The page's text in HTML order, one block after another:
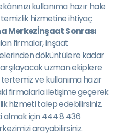
kullanıma hazır hale
hizmetine ihtiyaç
Merkezİnşaat Sonrası
firmalar, inşaat
döküntülere kadar
uzman ekiplere
ve kullanıma hazır
firmalarla iletişime geçerek
hizmeti talep edebilirsiniz.
almak için 444 8 436
arayabilirsiniz.